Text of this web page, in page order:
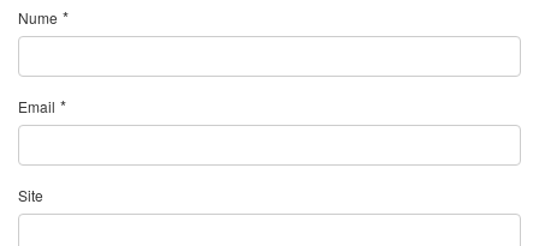
Nume *
Email *
Site